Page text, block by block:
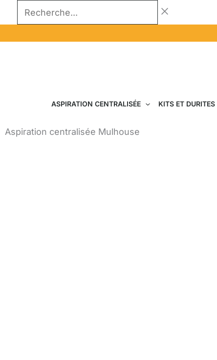
au
contenu
Recherche...
ASPIRATION CENTRALISÉE KITS ET DURITES
Aspiration centralisée Mulhouse